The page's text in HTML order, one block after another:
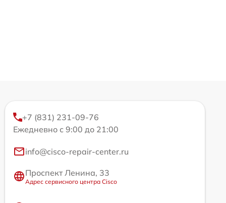
+7 (831) 231-09-76
Ежедневно с 9:00 до 21:00
info@cisco-repair-center.ru
Проспект Ленина, 33
Адрес сервисного центра Cisco